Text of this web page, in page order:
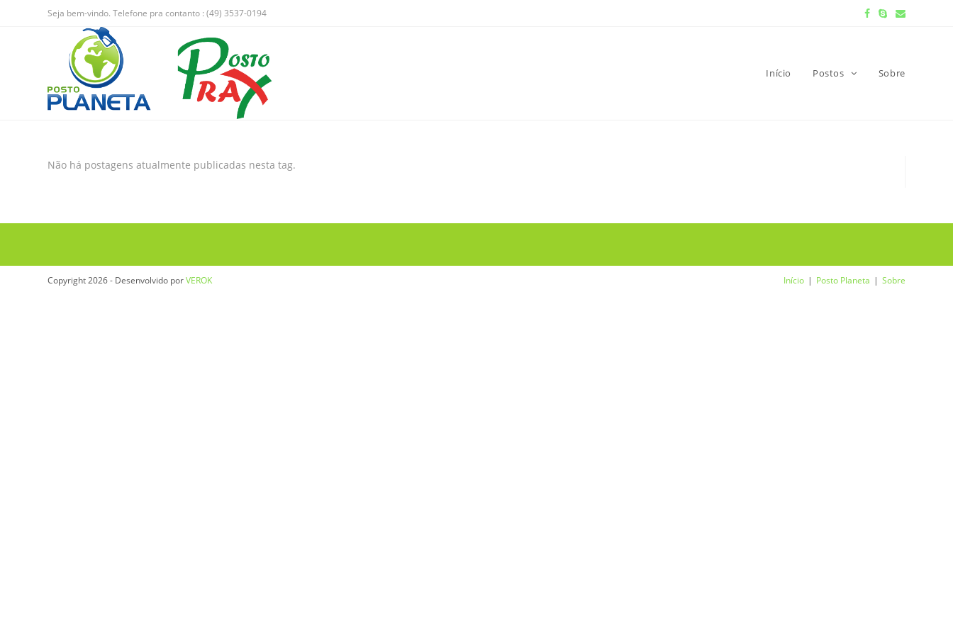
Seja bem-vindo. Telefone pra contanto : (49) 3537-0194
Início Postos Sobre
Não há postagens atualmente publicadas nesta tag.
Início Posto Planeta Sobre
Copyright 2026 - Desenvolvido porVEROK